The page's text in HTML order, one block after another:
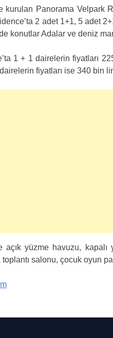
kurulan Panorama Velpark
2 adet 1+1, 5 adet
konutlar Adalar ve deniz
1 + 1 dairelerin fiyatları
fiyatları ise 340 bin
açık yüzme havuzu,
salonu, çocuk oyun